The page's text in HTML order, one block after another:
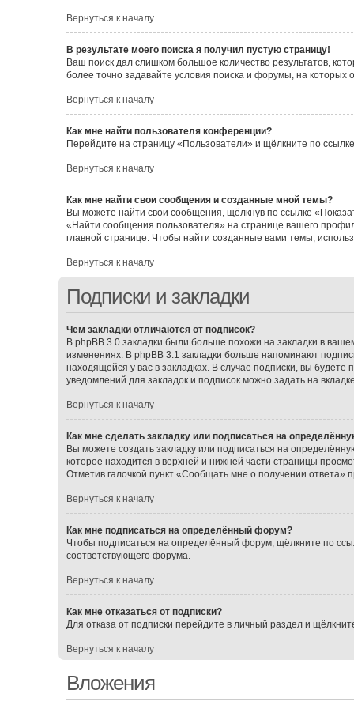
Вернуться к началу
В результате моего поиска я получил пустую страницу!
Ваш поиск дал слишком большое количество результатов,
более точно задавайте условия поиска и форумы, на которых
Вернуться к началу
Как мне найти пользователя конференции?
Перейдите на страницу «Пользователи» и щёлкните по
Вернуться к началу
Как мне найти свои сообщения и созданные мной темы?
Вы можете найти свои сообщения, щёлкнув по ссылке
«Найти сообщения пользователя» на странице вашего
главной странице. Чтобы найти созданные вами темы,
Вернуться к началу
Подписки и закладки
Чем закладки отличаются от подписок?
В phpBB 3.0 закладки были больше похожи на закладки в
изменениях. В phpBB 3.1 закладки больше напоминают
находящейся у вас в закладках. В случае подписки, вы
уведомлений для закладок и подписок можно задать на
Вернуться к началу
Как мне сделать закладку или подписаться на
Вы можете создать закладку или подписаться на
которое находится в верхней и нижней части страницы
Отметив галочкой пункт «Сообщать мне о получении
Вернуться к началу
Как мне подписаться на определённый форум?
Чтобы подписаться на определённый форум, щёлкните по
соответствующего форума.
Вернуться к началу
Как мне отказаться от подписки?
Для отказа от подписки перейдите в личный раздел и
Вернуться к началу
Вложения